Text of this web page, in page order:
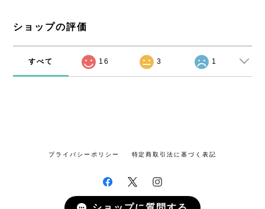
ショップの評価
すべて 16 3 1
プライバシーポリシー 特定商取引法に基づく表記